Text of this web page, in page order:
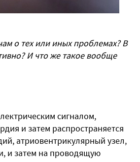
о тех или иных проблемах? В
И что же такое вообще
сигналом,
и затем распространяется
атриовентрикулярный узел,
и затем на проводящую